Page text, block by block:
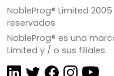
NobleProg® Limited
reservados
NobleProg® es una
Limited y / o sus filiales.